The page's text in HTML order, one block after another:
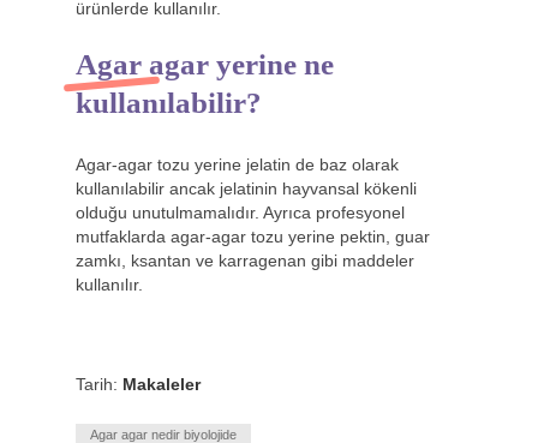
ürünlerde kullanılır.
Agar agar yerine ne
kullanılabilir?
Agar-agar tozu yerine jelatin de baz olarak
kullanılabilir ancak jelatinin hayvansal kökenli
olduğu unutulmamalıdır. Ayrıca profesyonel
mutfaklarda agar-agar tozu yerine pektin, guar
zamkı, ksantan ve karragenan gibi maddeler
kullanılır.
Tarih: Makaleler
Agar agar nedir biyolojide